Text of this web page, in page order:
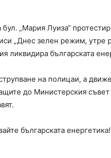
„Мария Луиза“
„Днес зелен режим, утре
ликвидира българската
на полицаи, а
до Министерския
българската